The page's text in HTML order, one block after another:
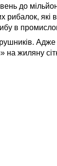
до
які
в
на жиляну